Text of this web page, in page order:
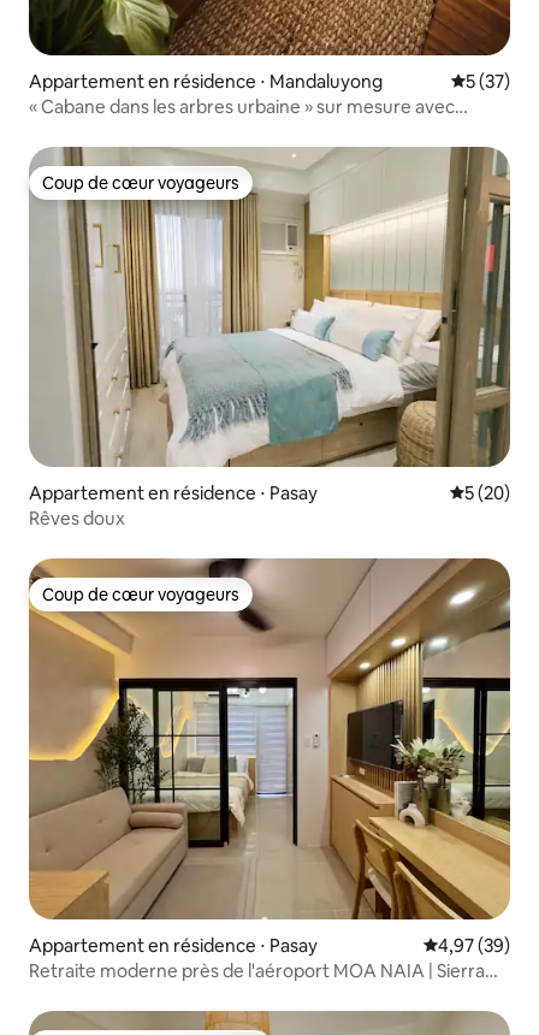
Appartement en résidence ⋅ Mandaluyong
5 (37)
« Cabane dans les arbres urbaine » sur mesure avec
Coup de cœur voyageurs
Coup de cœur voyageurs
Appartement en résidence ⋅ Pasay
5 (20)
Rêves doux
Coup de cœur voyageurs
Coup de cœur voyageurs
Appartement en résidence ⋅ Pasay Évaluation
4,97 (39)
Retraite moderne près de l'aéroport MOA NAIA | Sierra